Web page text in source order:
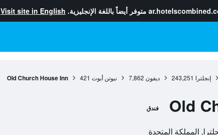
متوفر أيضاً باللغة الإنجليزية. Visit site in English
إنجلترا 243,251 ديفون 7,862 نيوتن أبوت 421
Old Church House Inn
Old فندق